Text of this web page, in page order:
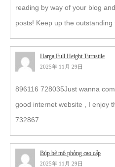
reading by way of your blog
posts! Keep up the outstanding
Harga Full Height Turnstile
2025年 11月 29日
896116 728035Just wanna
good internet website , I enjoy
732867
Búp bê mô phỏng cao cấp
2025年 11月 29日